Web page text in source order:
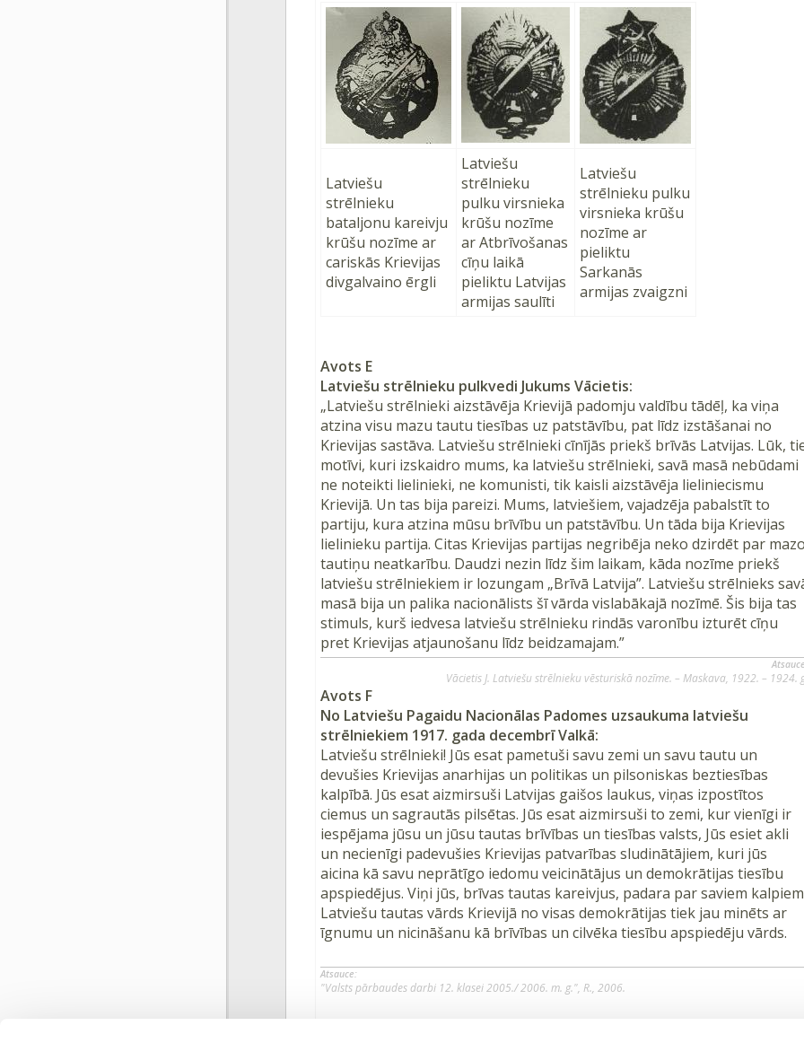
Latviešu
strēlnieku
bataljonu kareivju
krūšu nozīme ar
cariskās Krievijas
divgalvaino ērgli
Latviešu
strēlnieku
pulku virsnieka
krūšu nozīme
ar Atbrīvošanas
cīņu laikā
pieliktu Latvijas
armijas saulīti
Latviešu
strēlnieku pulku
virsnieka krūšu
nozīme ar
pieliktu
Sarkanās
armijas zvaigzni
Avots E
Latviešu strēlnieku pulkvedi Jukums Vācietis:
„Latviešu strēlnieki aizstāvēja Krievijā padomju valdību tādēļ, ka viņa
atzina visu mazu tautu tiesības uz patstāvību, pat līdz izstāšanai no
Krievijas sastāva. Latviešu strēlnieki cīnījās priekš brīvās Latvijas. Lūk,
motīvi, kuri izskaidro mums, ka latviešu strēlnieki, savā masā nebūdami
ne noteikti lielinieki, ne komunisti, tik kaisli aizstāvēja lieliniecismu
Krievijā. Un tas bija pareizi. Mums, latviešiem, vajadzēja pabalstīt to
partiju, kura atzina mūsu brīvību un patstāvību. Un tāda bija Krievijas
lielinieku partija. Citas Krievijas partijas negribēja neko dzirdēt par
tautiņu neatkarību. Daudzi nezin līdz šim laikam, kāda nozīme priekš
latviešu strēlniekiem ir lozungam „Brīvā Latvija”. Latviešu strēlnieks
masā bija un palika nacionālists šī vārda vislabākajā nozīmē. Šis bija tas
stimuls, kurš iedvesa latviešu strēlnieku rindās varonību izturēt cīņu
pret Krievijas atjaunošanu līdz beidzamajam.”
Vācietis J. Latviešu strēlnieku vēsturiskā nozīme. – Maskava, 1922. – 1924.
Avots F
No Latviešu Pagaidu Nacionālas Padomes uzsaukuma latviešu
strēlniekiem 1917. gada decembrī Valkā:
Latviešu strēlnieki! Jūs esat pametuši savu zemi un savu tautu un
devušies Krievijas anarhijas un politikas un pilsoniskas beztiesības
kalpībā. Jūs esat aizmirsuši Latvijas gaišos laukus, viņas izpostītos
ciemus un sagrautās pilsētas. Jūs esat aizmirsuši to zemi, kur vienīgi ir
iespējama jūsu un jūsu tautas brīvības un tiesības valsts, Jūs esiet akli
un necienīgi padevušies Krievijas patvarības sludinātājiem, kuri jūs
aicina kā savu neprātīgo iedomu veicinātājus un demokrātijas tiesību
apspiedējus. Viņi jūs, brīvas tautas kareivjus, padara par saviem
Latviešu tautas vārds Krievijā no visas demokrātijas tiek jau minēts ar
īgnumu un nicināšanu kā brīvības un cilvēka tiesību apspiedēju vārds.
Atsauce:
"Valsts pārbaudes darbi 12. klasei 2005./ 2006. m. g.", R., 2006.